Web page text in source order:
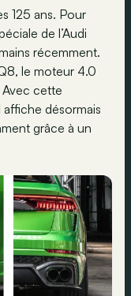
125 ans. Pour
de l’Audi
récemment.
le moteur 4.0
cette
désormais
grâce à un